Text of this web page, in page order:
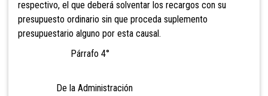
respectivo, el que deberá solventar los recargos con su
presupuesto ordinario sin que proceda suplemento
presupuestario alguno por esta causal.
Párrafo 4°
De la Administración